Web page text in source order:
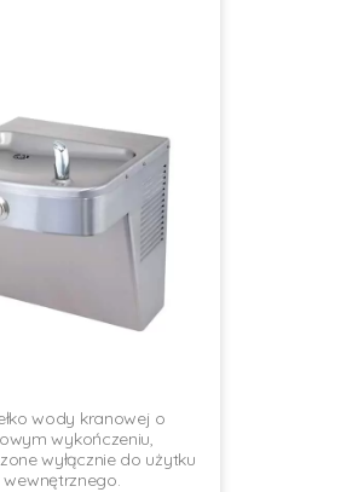
wody kranowej o
wykończeniu,
wyłącznie do użytku
wewnętrznego.